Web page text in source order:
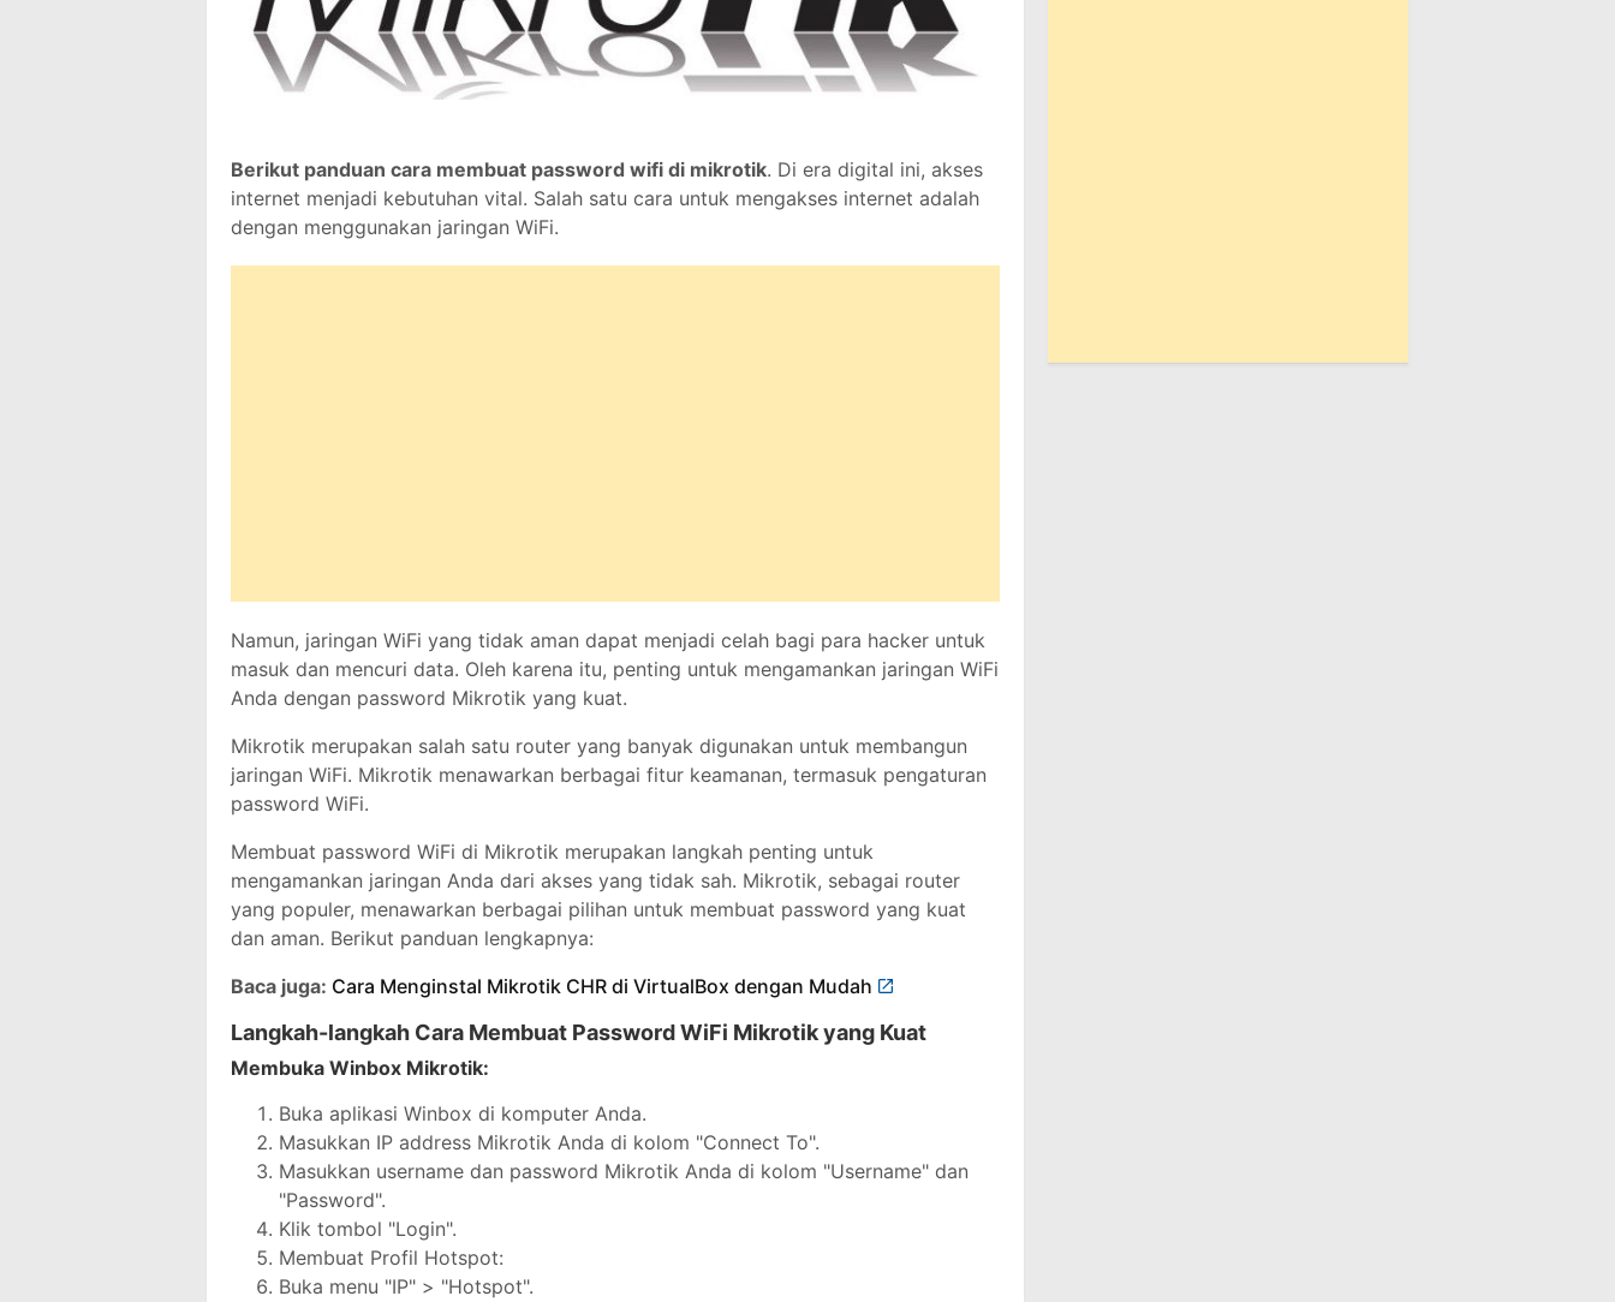
Berikut panduan cara membuat password wifi di mikrotik. Di era digital ini, akses
internet menjadi kebutuhan vital. Salah satu cara untuk mengakses internet adalah
dengan menggunakan jaringan WiFi.
Namun, jaringan WiFi yang tidak aman dapat menjadi celah bagi para hacker untuk
masuk dan mencuri data. Oleh karena itu, penting untuk mengamankan jaringan WiFi
Anda dengan password Mikrotik yang kuat.
Mikrotik merupakan salah satu router yang banyak digunakan untuk membangun
jaringan WiFi. Mikrotik menawarkan berbagai fitur keamanan, termasuk pengaturan
password WiFi.
Membuat password WiFi di Mikrotik merupakan langkah penting untuk
mengamankan jaringan Anda dari akses yang tidak sah. Mikrotik, sebagai router
yang populer, menawarkan berbagai pilihan untuk membuat password yang kuat
dan aman. Berikut panduan lengkapnya:
Baca juga: Cara Menginstal Mikrotik CHR di VirtualBox dengan Mudah
Langkah-langkah Cara Membuat Password WiFi Mikrotik yang Kuat
Membuka Winbox Mikrotik:
Buka aplikasi Winbox di komputer Anda.
Masukkan IP address Mikrotik Anda di kolom "Connect To".
Masukkan username dan password Mikrotik Anda di kolom "Username" dan
"Password".
Klik tombol "Login".
Membuat Profil Hotspot:
Buka menu "IP" > "Hotspot".